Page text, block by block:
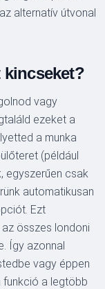
alternatív útvonal
kincseket?
vagy
ezeket a
a munka
(például
egyszerűen csak
automatikusan
Ezt
összes londoni
Így azonnal
vagy éppen
funkció a legtöbb